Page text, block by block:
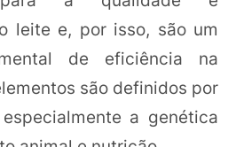
leite e, por isso, são um
de eficiência na
são definidos por
a genética